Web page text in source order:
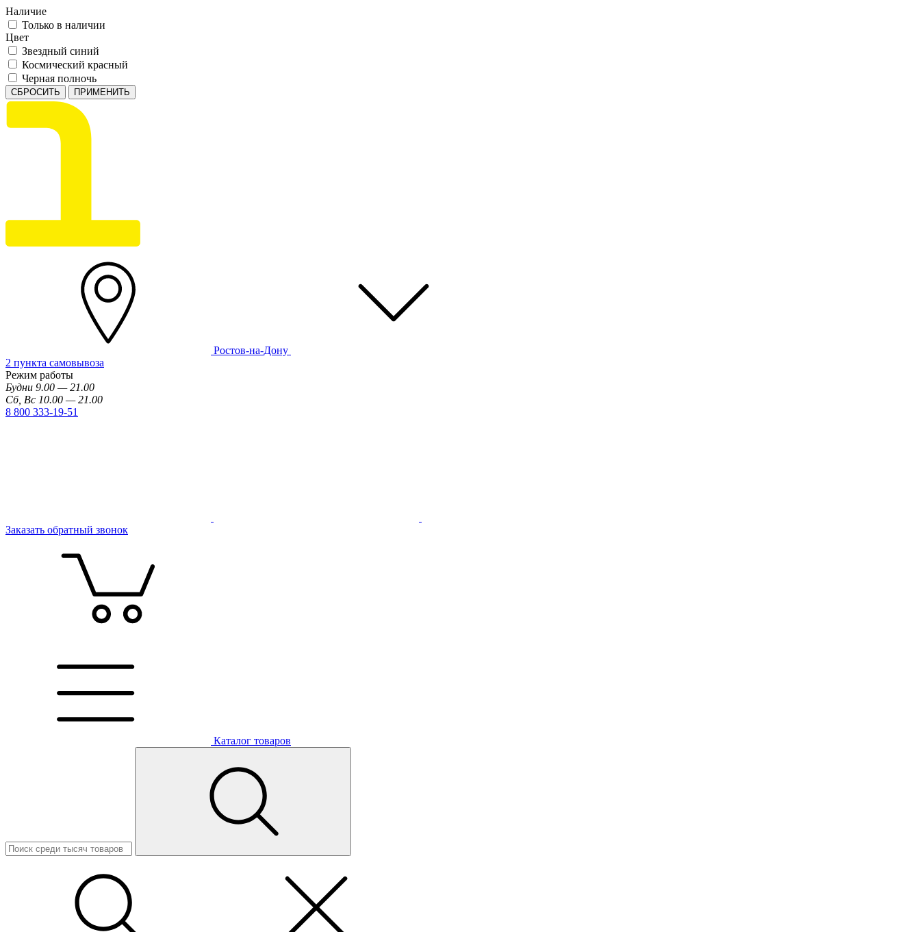
Наличие
Только в наличии
Цвет
Звездный синий
Космический красный
Черная полночь
СБРОСИТЬ ПРИМЕНИТЬ
Ростов-на-Дону
2 пункта самовывоза
Режим работы
Будни 9.00 — 21.00
Сб, Вс 10.00 — 21.00
8 800 333-19-51
Заказать обратный звонок
Каталог товаров